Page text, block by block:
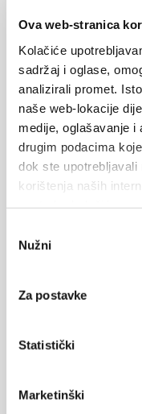
Ova web-stranica
Kolačiće
sadržaj i oglase,
analizirali promet.
naše web-lokacije
medije, oglašavanje i
drugim podacima
dok ste
korištenja naših
pristanka
Nužni
Za postavke
Statistički
Marketinški
Plaža
prhe
kabine
WC
gostinstvo
rekreacijske